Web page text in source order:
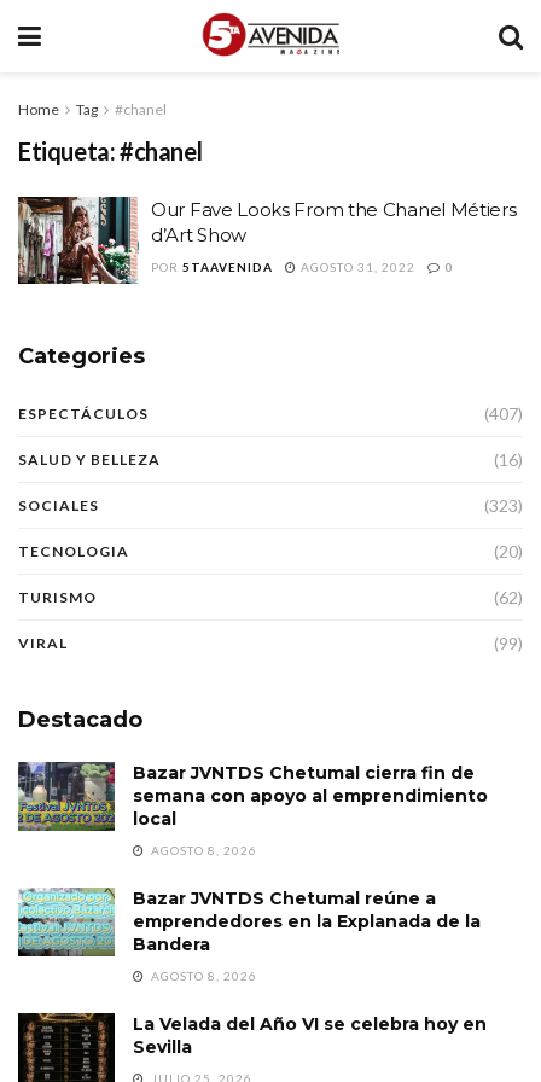
Home Tag #chanel
Etiqueta:#chanel
Our Fave Looks From the Chanel Métiers
d’Art Show
POR 5TAAVENIDA AGOSTO 31, 2022 0
Categories
ESPECTÁCULOS (407)
SALUD Y BELLEZA (16)
SOCIALES (323)
TECNOLOGIA (20)
TURISMO (62)
VIRAL (99)
Destacado
Bazar JVNTDS Chetumal cierra fin de
semana con apoyo al emprendimiento
local
AGOSTO 8, 2026
Bazar JVNTDS Chetumal reúne a
emprendedores en la Explanada de la
Bandera
AGOSTO 8, 2026
La Velada del Año VI se celebra hoy en
Sevilla
JULIO 25, 2026